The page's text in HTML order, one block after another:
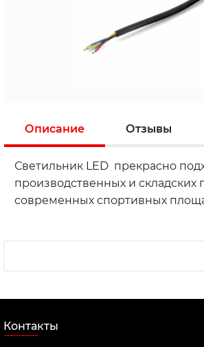
Описание Отзывы
Светильник LED прекрасно
производственных и
современных спортивных
Контакты